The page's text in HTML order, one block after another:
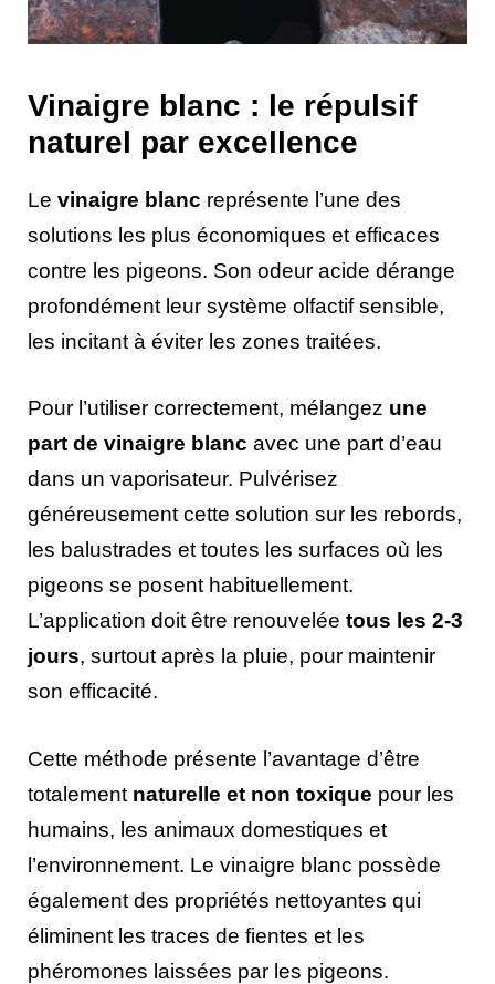
Vinaigre blanc : le répulsif
naturel par excellence
Le vinaigre blanc représente l’une des
solutions les plus économiques et efficaces
contre les pigeons. Son odeur acide dérange
profondément leur système olfactif sensible,
les incitant à éviter les zones traitées.
Pour l’utiliser correctement, mélangez une
part de vinaigre blanc avec une part d’eau
dans un vaporisateur. Pulvérisez
généreusement cette solution sur les rebords,
les balustrades et toutes les surfaces où les
pigeons se posent habituellement.
L’application doit être renouvelée tous les 2-3
jours, surtout après la pluie, pour maintenir
son efficacité.
Cette méthode présente l’avantage d’être
totalement naturelle et non toxique pour les
humains, les animaux domestiques et
l’environnement. Le vinaigre blanc possède
également des propriétés nettoyantes qui
éliminent les traces de fientes et les
phéromones laissées par les pigeons.